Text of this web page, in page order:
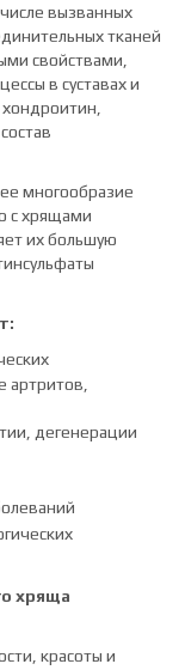
вызванных
тканей
свойствами,
в суставах и
многообразие
с хрящами
их большую
артритов,
дегенерации
хряща
красоты и